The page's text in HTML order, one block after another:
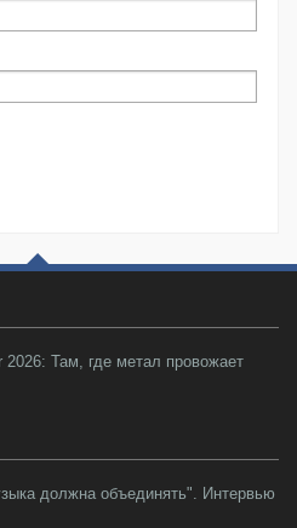
2026: Там, где метал провожает
должна объединять". Интервью